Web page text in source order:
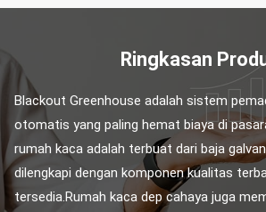
Ringkasan
Blackout Greenhouse adalah sistem
otomatis yang paling hemat biaya di
rumah kaca adalah terbuat dari baja
dilengkapi dengan komponen kualitas
tersedia.Rumah kaca dep cahaya juga